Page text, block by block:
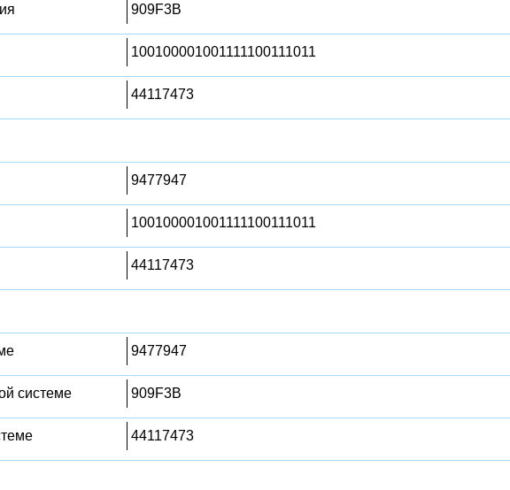
909F3B
100100001001111100111011
44117473
9477947
100100001001111100111011
44117473
9477947
системе 909F3B
44117473